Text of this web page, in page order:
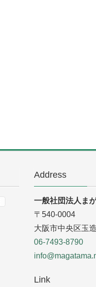
Address
一般社団法人ま
〒540-0004
大阪市中央区玉
06-7493-8790
Link